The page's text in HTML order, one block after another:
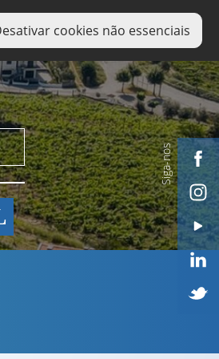
cookies não essenciais
Siga-nos